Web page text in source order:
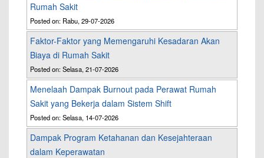
Rumah Sakit
Posted on: Rabu, 29-07-2026
Faktor-Faktor yang Memengaruhi Kesadaran Akan
Biaya di Rumah Sakit
Posted on: Selasa, 21-07-2026
Menelaah Dampak Burnout pada Perawat Rumah
Sakit yang Bekerja dalam Sistem Shift
Posted on: Selasa, 14-07-2026
Dampak Program Ketahanan dan Kesejahteraan
dalam Keperawatan